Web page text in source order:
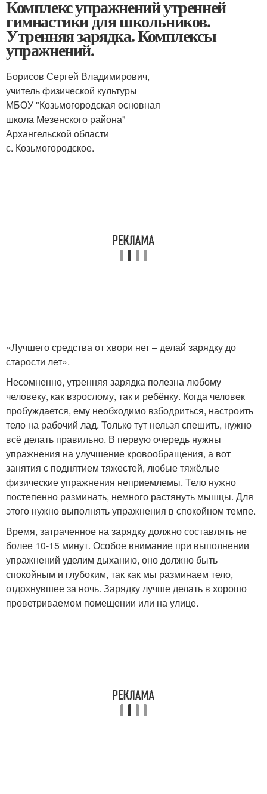
Комплекс упражнений утренней
гимнастики для школьников.
Утренняя зарядка. Комплексы
упражнений.
Борисов Сергей Владимирович,
учитель физической культуры
МБОУ "Козьмогородская основная
школа Мезенского района"
Архангельской области
с. Козьмогородское.
«Лучшего средства от хвори нет – делай зарядку до
старости лет».
Несомненно, утренняя зарядка полезна любому
человеку, как взрослому, так и ребёнку. Когда человек
пробуждается, ему необходимо взбодриться, настроить
тело на рабочий лад. Только тут нельзя спешить, нужно
всё делать правильно. В первую очередь нужны
упражнения на улучшение кровообращения, а вот
занятия с поднятием тяжестей, любые тяжёлые
физические упражнения неприемлемы. Тело нужно
постепенно разминать, немного растянуть мышцы. Для
этого нужно выполнять упражнения в спокойном темпе.
Время, затраченное на зарядку должно составлять не
более 10-15 минут. Особое внимание при выполнении
упражнений уделим дыханию, оно должно быть
спокойным и глубоким, так как мы разминаем тело,
отдохнувшее за ночь. Зарядку лучше делать в хорошо
проветриваемом помещении или на улице.